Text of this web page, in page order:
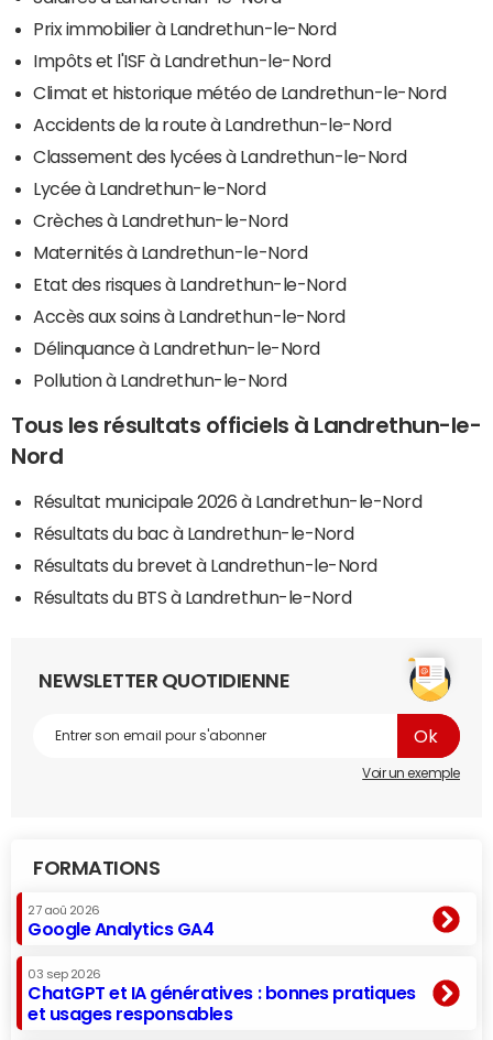
Prix immobilier à Landrethun-le-Nord
Impôts et l'ISF à Landrethun-le-Nord
Climat et historique météo de Landrethun-le-Nord
Accidents de la route à Landrethun-le-Nord
Classement des lycées à Landrethun-le-Nord
Lycée à Landrethun-le-Nord
Crèches à Landrethun-le-Nord
Maternités à Landrethun-le-Nord
Etat des risques à Landrethun-le-Nord
Accès aux soins à Landrethun-le-Nord
Délinquance à Landrethun-le-Nord
Pollution à Landrethun-le-Nord
Tous les résultats officiels à Landrethun-le-
Nord
Résultat municipale 2026 à Landrethun-le-Nord
Résultats du bac à Landrethun-le-Nord
Résultats du brevet à Landrethun-le-Nord
Résultats du BTS à Landrethun-le-Nord
NEWSLETTER QUOTIDIENNE
Voir un exemple
FORMATIONS
27 aoû 2026
Google Analytics GA4
03 sep 2026
ChatGPT et IA génératives : bonnes pratiques
et usages responsables